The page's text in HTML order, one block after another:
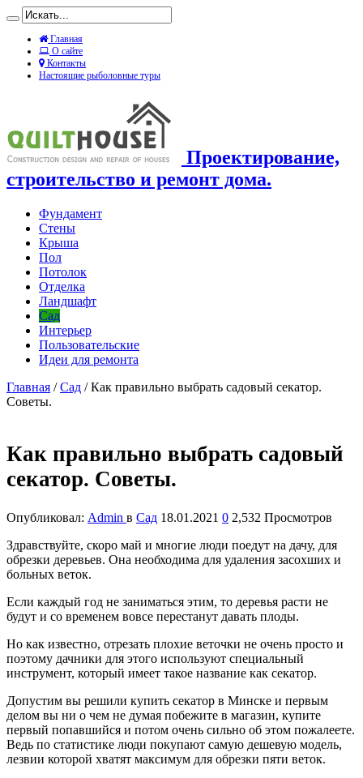
Главная
О сайте
Контакты
Настоящие рыболовные туры
Проектирование,
строительство и ремонт дома.
Фундамент
Стены
Крыша
Пол
Потолок
Отделка
Ландшафт
Сад
Интерьер
Пользовательские
Идеи для ремонта
Главная / Сад / Как правильно выбрать садовый секатор.
Советы.
Как правильно выбрать садовый
секатор. Советы.
Опубликовал: Admin в Сад 18.01.2021 0 2,532 Просмотров
Здравствуйте, скоро май и многие люди поедут на дачу, для
обрезки деревьев. Она необходима для удаления засохших и
больных веток.
Если каждый год не заниматься этим, то деревья расти не
будут и со временем вовсе перестанут давать плоды.
Но как известно, отрезать плохие веточки не очень просто и
поэтому дачники для этого используют специальный
инструмент, который имеет такое название как секатор.
Допустим вы решили купить секатор в Минске и первым
делом вы ни о чем не думая побежите в магазин, купите
первый попавшийся и потом очень сильно об этом пожалеете.
Ведь по статистике люди покупают самую дешевую модель,
лезвии которой хватят максимум для обрезки пяти веток.